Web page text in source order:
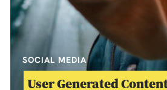
SOCIAL MEDIA
User Generated